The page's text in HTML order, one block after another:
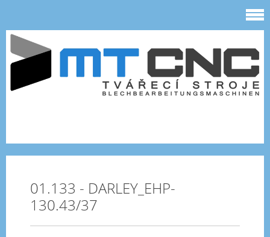
01.133 - DARLEY_EHP-
130.43/37